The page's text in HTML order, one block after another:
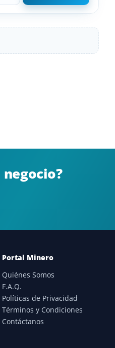
Portal Minero
Quiénes Somos
F.A.Q.
Políticas de Privacidad
Términos y Condiciones
Contáctanos